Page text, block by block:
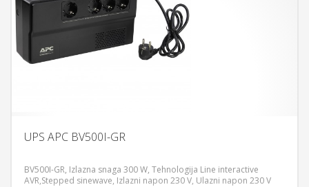
UPS APC BV500I-GR
BV500I-GR, Izlazna snaga 300 W, Tehnologija Line interactive
AVR,Stepped sinewave, Izlazni napon 230 V, Ulazni napon 230 V